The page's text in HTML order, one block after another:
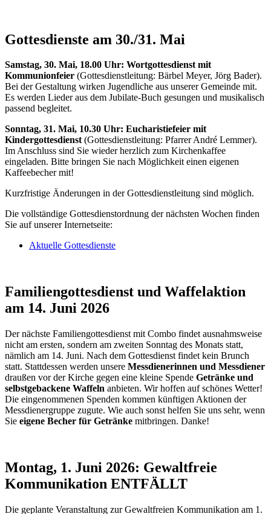
Gottesdienste am 30./31. Mai
Samstag, 30. Mai, 18.00 Uhr: Wortgottesdienst mit
Kommunionfeier (Gottesdienstleitung: Bärbel Meyer, Jörg Bader).
Bei der Gestaltung wirken Jugendliche aus unserer Gemeinde mit.
Es werden Lieder aus dem Jubilate-Buch gesungen und musikalisch
passend begleitet.
Sonntag, 31. Mai, 10.30 Uhr: Eucharistiefeier mit
Kindergottesdienst(Gottesdienstleitung: Pfarrer André Lemmer).
Im Anschluss sind Sie wieder herzlich zum Kirchenkaffee
eingeladen. Bitte bringen Sie nach Möglichkeit einen eigenen
Kaffeebecher mit!
Kurzfristige Änderungen in der Gottesdienstleitung sind möglich.
Die vollständige Gottesdienstordnung der nächsten Wochen finden
Sie auf unserer Internetseite:
Aktuelle Gottesdienste
Familiengottesdienst und Waffelaktion
am 14. Juni 2026
Der nächste Familiengottesdienst mit Combo findet ausnahmsweise
nicht am ersten, sondern am zweiten Sonntag des Monats statt,
nämlich am 14. Juni. Nach dem Gottesdienst findet kein Brunch
statt. Stattdessen werden unsere Messdienerinnen und Messdiener
draußen vor der Kirche gegen eine kleine Spende Getränke und
selbstgebackene Waffeln anbieten. Wir hoffen auf schönes Wetter!
Die eingenommenen Spenden kommen künftigen Aktionen der
Messdienergruppe zugute. Wie auch sonst helfen Sie uns sehr, wenn
Sie eigene Becher für Getränke mitbringen. Danke!
Montag, 1. Juni 2026: Gewaltfreie
Kommunikation ENTFÄLLT
Die geplante Veranstaltung zur Gewaltfreien Kommunikation am 1.